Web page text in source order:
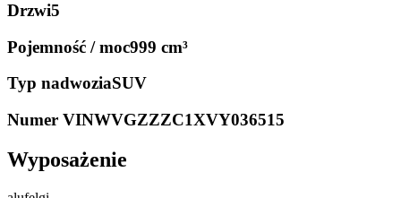
Drzwi5
Pojemność / moc999 cm³
Typ nadwoziaSUV
Numer VINWVGZZZC1XVY036515
Wyposażenie